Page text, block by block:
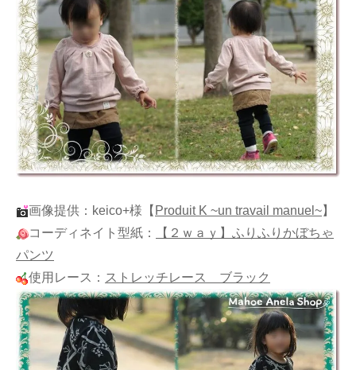
画像提供：keico+様 【 Produit K ~un travail manuel~】
コーディネイト型紙：
【２ｗａｙ】ふりふりかぼちゃ
パンツ
使用レース： ストレッチレース ブラック